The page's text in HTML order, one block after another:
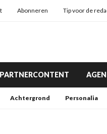
Abonneren Tip voor de
PARTNERCONTENT
Achtergrond Personalia